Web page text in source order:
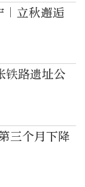
立秋邂逅
铁路遗址公
三个月下降